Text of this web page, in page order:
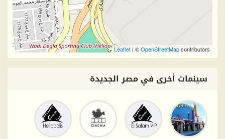
Leaflet | ©OpenStreetMapcontributors
سينمات أخرى في مصر الجديدة